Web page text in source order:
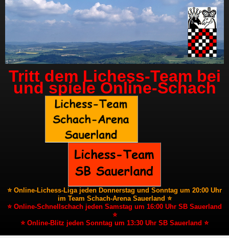
Tritt dem Lichess-Team bei
und spiele Online-Schach
⭐ Online-Lichess-Liga jeden Donnerstag und Sonntag um 20:00 Uhr
im Team Schach-Arena Sauerland ⭐
⭐ Online-Schnellschach jeden Samstag um 16:00 Uhr SB Sauerland
⭐
⭐ Online-Blitz jeden Sonntag um 13:30 Uhr SB Sauerland ⭐